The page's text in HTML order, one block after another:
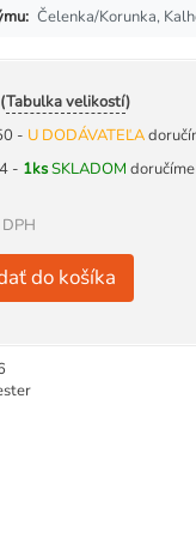
Čelenka/Korunka,
Tabulka velikostí)
- U DODÁVATEĽA
- 1ksSKLADOM
do košíka